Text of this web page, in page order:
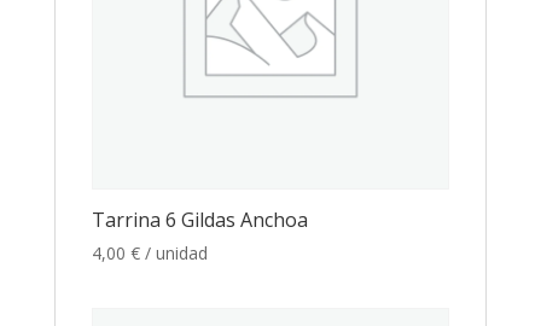
Tarrina 6 Gildas Anchoa
4,00 € / unidad